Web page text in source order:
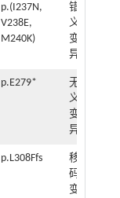
p.(I237N,
V238E,
M240K)
错
义
变
异
p.E279*
无
义
变
异
p.L308Ffs
移
码
变